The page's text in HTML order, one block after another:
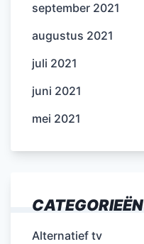
september 2021
augustus 2021
juli 2021
juni 2021
mei 2021
CATEGORIEËN
Alternatief tv